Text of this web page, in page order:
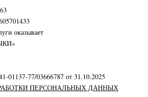
оказывает
01137-77/03666787 от 31.10.2025
ПЕРСОНАЛЬНЫХ ДАННЫХ